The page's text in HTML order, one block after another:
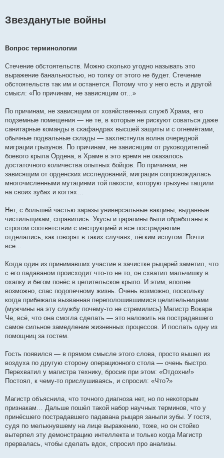
Звезданутые войны
Вопрос терминологии
Стечение обстоятельств. Можно сколько угодно называть это
выражение банальностью, но толку от этого не будет. Стечение
обстоятельств так им и останется. Потому что у него есть и другой
смысл: «По причинам, не зависящим от...»
По причинам, не зависящим от хозяйственных служб Храма, его
подземные помещения — не те, в которые не рискуют соваться даже
санитарные команды в скафандрах высшей защиты и с огнемётами,
обычные подвальные склады — захлестнула волна очередной
миграции грызунов. По причинам, не зависящим от руководителей
боевого крыла Ордена, в Храме в это время не оказалось
достаточного количества опытных бойцов. По причинам, не
зависящим от орденских исследований, миграция сопровождалась
многочисленными мутациями той пакости, которую грызуны тащили
на своих зубах и когтях…
Нет, с большей частью заразы универсальные вакцины, выданные
чистильщикам, справились. Укусы и царапины были обработаны в
строгом соответствии с инструкцией и все пострадавшие
отделались, как говорят в таких случаях, лёгким испугом. Почти
все...
Когда один из принимавших участие в зачистке рыцарей заметил, что
с его падаваном происходит что-то не то, он схватил мальчишку в
охапку и бегом понёс в целительское крыло. И этим, вполне
возможно, спас подопечному жизнь. Очень возможно, поскольку
когда прибежала вызванная переполошившимися целительницами
(мужчины на эту службу почему-то не стремились) Магистр Вокара
Че, всё, что она смогла сделать — это наложить на пострадавшего
самое сильное замедление жизненных процессов. И послать одну из
помощниц за гостем.
Гость появился — в прямом смысле этого слова, просто вышел из
воздуха по другую сторону операционного стола — очень быстро.
Перехватил у магистра технику, бросив при этом: «Отдохни!»
Постоял, к чему-то прислушиваясь, и спросил: «Что?»
Магистр объяснила, что точного диагноза нет, но по некоторым
признакам… Дальше пошёл такой набор научных терминов, что у
принёсшего пострадавшего падавана рыцаря заныли зубы. У гостя,
судя по мелькнувшему на лице выражению, тоже, но он стойко
вытерпел эту демонстрацию интеллекта и только когда Магистр
прервалась, чтобы сделать вдох, спросил про анализы.